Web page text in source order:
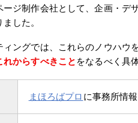
ジ制作会社として、企画・デ
した。
ングでは、これらのノウハ
からすべきこと をなるべく具
まほろばプロ に事務所情